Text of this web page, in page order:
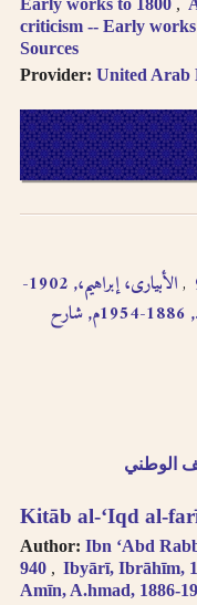
Early works to 1800
criticism -- Early works
Sources
Provider: United Arab
Kitāb al-ʻIqd al-
Author: Ibn ʻAbd
940
Ibyārī, Ibrāhīm,
Amīn, A.hmad, 1886-
الأبيارى، إبراهيم،, 1902-
الوطني